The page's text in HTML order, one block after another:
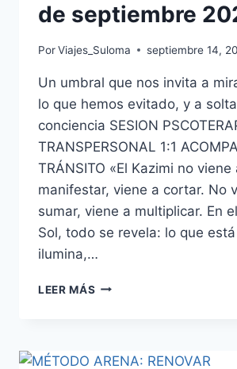
de septiembre
PorViajes_Suloma septiembre 14,
Un umbral que nos invita a
lo que hemos evitado, y a
conciencia SESION
TRANSPERSONAL 1:1
TRÁNSITO «El Kazimi no viene
manifestar, viene a cortar. No
sumar, viene a multiplicar. En
Sol, todo se revela: lo que
ilumina,…
LEER MÁS